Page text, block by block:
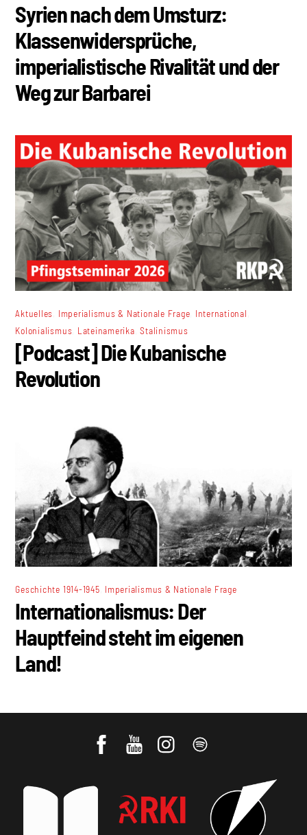
Syrien nach dem Umsturz:
Klassenwidersprüche,
imperialistische Rivalität und der
Weg zur Barbarei
Aktuelles Imperialismus & Nationale Frage International
Kolonialismus Lateinamerika ,Stalinismus
[Podcast] Die Kubanische
Revolution
Geschichte 1914-1945 Imperialismus & Nationale Frage
Internationalismus: Der
Hauptfeind steht im eigenen
Land!